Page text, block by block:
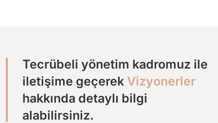
Tecrübeli yönetim kadromuz ile
iletişime geçerek Vizyonerler
hakkında detaylı bilgi
alabilirsiniz.